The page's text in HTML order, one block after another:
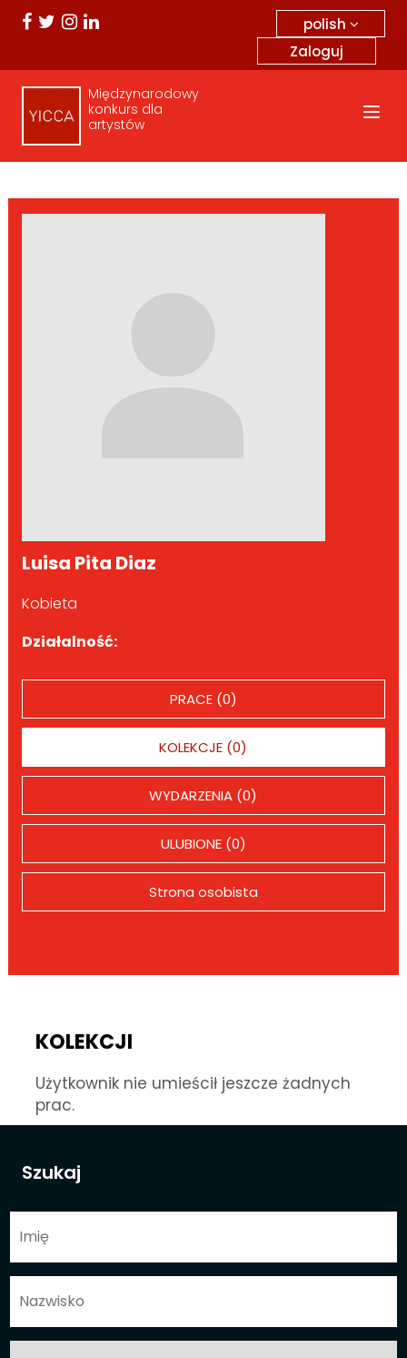
polish
Zaloguj
Międzynarodowy
konkurs dla
artystów
Szukaj
Luisa Pita Diaz
Kobieta
Działalność:
PRACE (0)
KOLEKCJE (0)
WYDARZENIA (0)
ULUBIONE (0)
Strona osobista
KOLEKCJI
Użytkownik nie umieścił jeszcze żadnych
prac.